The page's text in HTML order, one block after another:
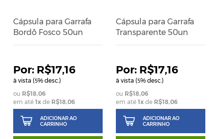
Cápsula para Garrafa
Bordô Fosco 50un
R$17,16
à vista (5% desc.)
R$18,06
em até1x de R$18,06
ADICIONAR AO
CARRINHO
Cápsula para Garrafa
Transparente 50un
R$17,16
à vista (5% desc.)
R$18,06
em até 1xde R$18,06
ADICIONAR AO
CARRINHO